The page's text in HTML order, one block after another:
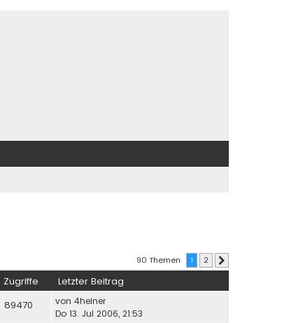
90 Themen 1 2
Zugriffe Letzter Beitrag
89470 von 4heiner
Do 13. Jul 2006, 21:53